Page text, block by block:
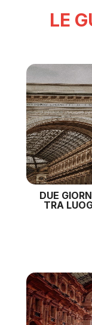
LE
DUE
TRA